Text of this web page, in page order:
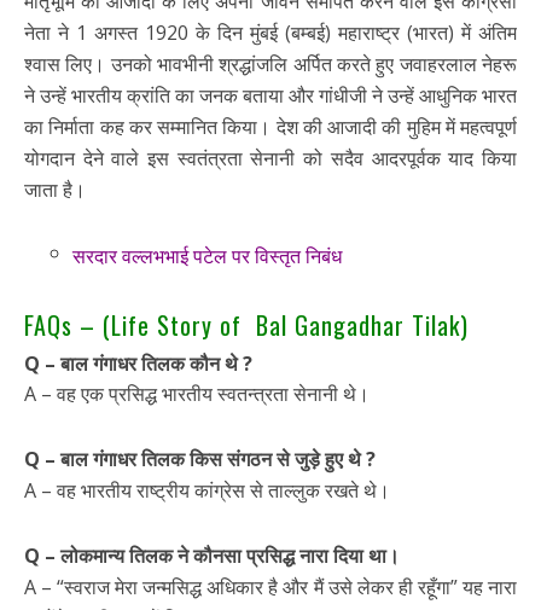
नेता ने 1 अगस्त 1920 के दिन मुंबई (बम्बई) महाराष्ट्र (भारत) में अंतिम
श्वास लिए। उनको भावभीनी श्रद्धांजलि अर्पित करते हुए जवाहरलाल नेहरू
ने उन्हें भारतीय क्रांति का जनक बताया और गांधीजी ने उन्हें आधुनिक भारत
का निर्माता कह कर सम्मानित किया। देश की आजादी की मुहिम में महत्वपूर्ण
योगदान देने वाले इस स्वतंत्रता सेनानी को सदैव आदरपूर्वक याद किया
जाता है।
सरदार वल्लभभाई पटेल पर विस्तृत निबंध
FAQs – (Life Story of Bal Gangadhar Tilak)
Q – बाल गंगाधर तिलक कौन थे ?
A – वह एक प्रसिद्ध भारतीय स्वतन्त्रता सेनानी थे।
Q – बाल गंगाधर तिलक किस संगठन से जुड़े हुए थे ?
A – वह भारतीय राष्ट्रीय कांग्रेस से ताल्लुक रखते थे।
Q – लोकमान्य तिलक ने कौनसा प्रसिद्ध नारा दिया था।
A – “स्वराज मेरा जन्मसिद्ध अधिकार है और मैं उसे लेकर ही रहूँगा” यह नारा